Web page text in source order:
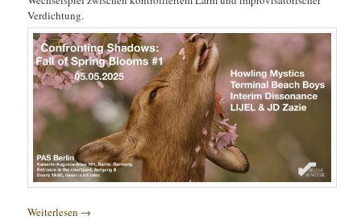
Verdichtung.
Weiterlesen →